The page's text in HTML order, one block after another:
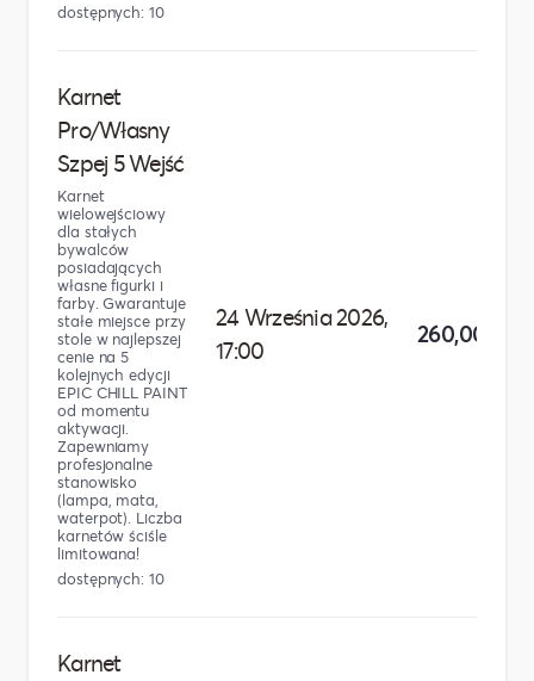
dostępnych: 10
Karnet
Pro/Własny
Szpej 5 Wejść
Karnet
wielowejściowy
dla stałych
bywalców
posiadających
własne figurki i
farby. Gwarantuje
stałe miejsce przy
stole w najlepszej
cenie na 5
kolejnych edycji
EPIC CHILL PAINT
od momentu
aktywacji.
Zapewniamy
profesjonalne
stanowisko
(lampa, mata,
waterpot). Liczba
karnetów ściśle
limitowana!
dostępnych: 10
24 Września 2026,
17:00
260,00 zł
Karnet